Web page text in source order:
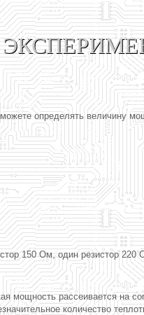
определять величину
150 Ом, один резистор
мощность рассеивается на
количество